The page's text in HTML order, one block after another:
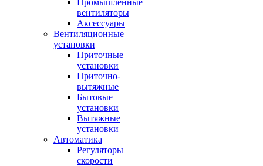
Промышленные
вентиляторы
Аксессуары
Вентиляционные
установки
Приточные
установки
Приточно-
вытяжные
Бытовые
установки
Вытяжные
установки
Автоматика
Регуляторы
скорости